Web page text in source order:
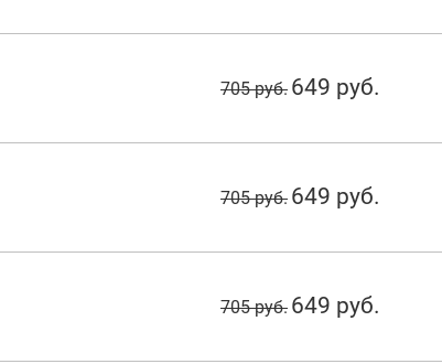
705 руб. 649 руб.
705 руб. 649 руб.
705 руб. 649 руб.